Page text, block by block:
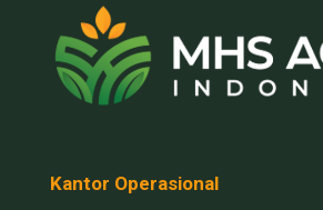
Kantor Operasional